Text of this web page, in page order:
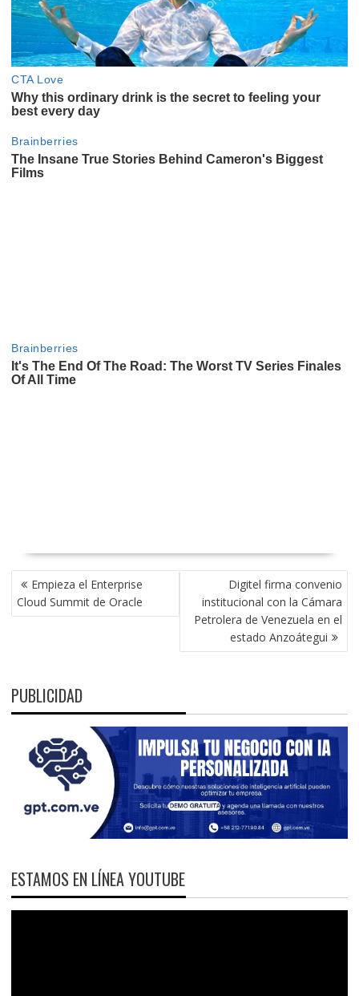
NAVEGACIÓN
DE
ENTRADAS
Empieza el Enterprise
Cloud Summit de Oracle
Digitel firma convenio
institucional con la Cámara
Petrolera de Venezuela en el
estado Anzoátegui
PUBLICIDAD
ESTAMOS EN LÍNEA YOUTUBE